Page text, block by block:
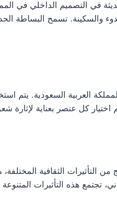
في التصميم الداخلي في
والسكينة. تسمح البساطة
العربية السعودية. يتم
كل عنصر بعناية لإثارة
التأثيرات الثقافية
تجتمع هذه التأثيرات